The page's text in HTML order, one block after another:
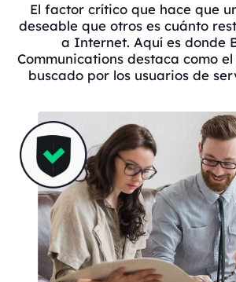
El factor crítico que hace que
deseable que otros es cuánto
a Internet. Aquí es donde
Communications destaca como
buscado por los usuarios de